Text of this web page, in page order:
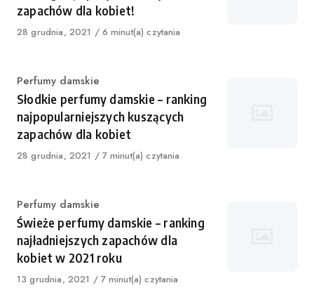
zapachów dla kobiet!
Published
28 grudnia, 2021 6 minut(a) czytania
Category
Perfumy damskie
Słodkie perfumy damskie – ranking
najpopularniejszych kuszących
zapachów dla kobiet
Published
28 grudnia, 2021 7 minut(a) czytania
Category
Perfumy damskie
Świeże perfumy damskie – ranking
najładniejszych zapachów dla
kobiet w 2021 roku
Published
13 grudnia, 2021 7 minut(a) czytania